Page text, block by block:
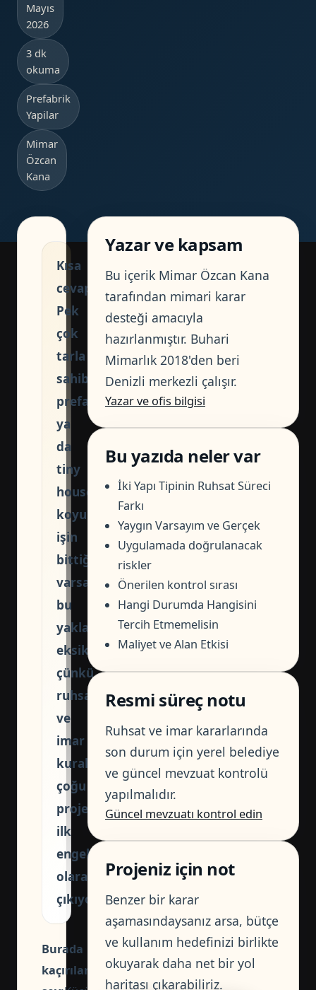
Mayıs
2026
3 dk
okuma
Prefabrik
Yapilar
Mimar
Özcan
Kana
Kısa
cevap:
Pek
çok
tarla
sahibi
prefabrik
ya
da
tiny
house
koyunca
işin
bittiğini
varsayıyor.
bu
yaklaşım
eksiktir;
çünkü
ruhsat
ve
imar
kuralları
çoğu
projede
ilk
engel
olarak
çıkıyor.
Burada
kaçırılan
Yazar ve kapsam
Bu içerik Mimar Özcan Kana
tarafından mimari karar
desteği amacıyla
hazırlanmıştır. Buhari
Mimarlık 2018'den beri
Denizli merkezli çalışır.
Yazar ve ofis bilgisi
Bu yazıda neler var
İki Yapı Tipinin Ruhsat Süreci
Farkı
Yaygın Varsayım ve Gerçek
Uygulamada doğrulanacak
riskler
Önerilen kontrol sırası
Hangi Durumda Hangisini
Tercih Etmemelisin
Maliyet ve Alan Etkisi
Resmi süreç notu
Ruhsat ve imar kararlarında
son durum için yerel belediye
ve güncel mevzuat kontrolü
yapılmalıdır.
Güncel mevzuatı kontrol edin
Projeniz için not
Benzer bir karar
aşamasındaysanız arsa, bütçe
ve kullanım hedefinizi birlikte
okuyarak daha net bir yol
haritası çıkarabiliriz.